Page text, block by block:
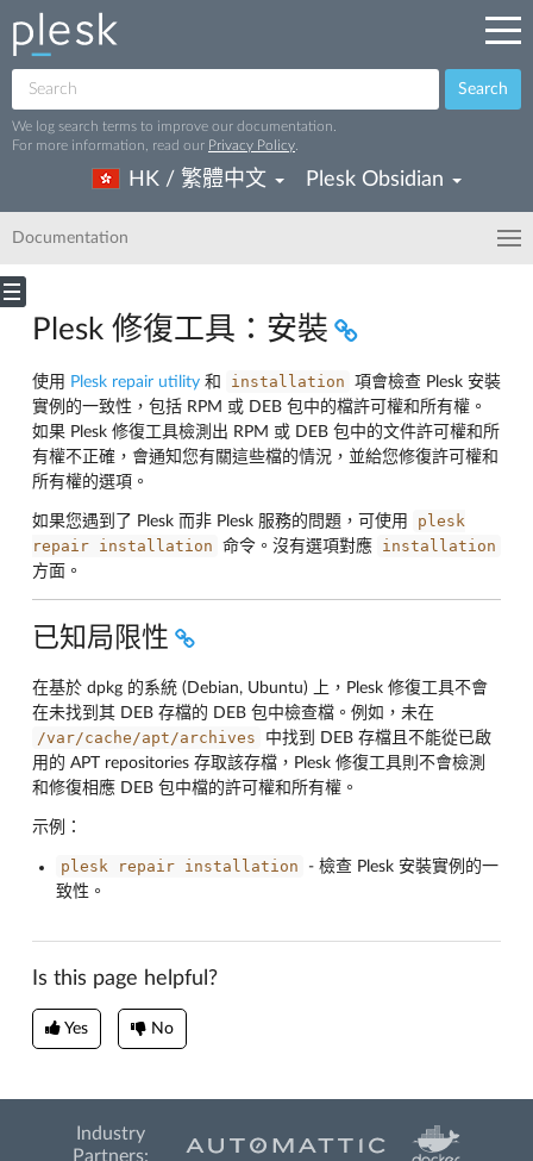
Search
We log search terms to improve our documentation.
For more information, read our Privacy Policy
HK / 繁體中文 Plesk Obsidian
Documentation
Plesk 修復工具：安裝
使用 Plesk repair utility 和 installation
項會檢查 Plesk 安裝
實例的一致性，包括 RPM 或 DEB 包中的檔許可權和所有權。
如果 Plesk 修復工具檢測出 RPM 或 DEB 包中的文件許可權和所
有權不正確，會通知您有關這些檔的情況，並給您修復許可權和
所有權的選項。
如果您遇到了 Plesk 而非 Plesk 服務的問題，可使用
plesk
repair installation 命令。沒有選項對應 installation
方面。
已知局限性
在基於 dpkg 的系統 (Debian, Ubuntu) 上，Plesk 修復工具不會
在未找到其 DEB 存檔的 DEB 包中檢查檔。例如，未在
/var/cache/apt/archives
中找到 DEB 存檔且不能從已啟
用的 APT repositories 存取該存檔，Plesk 修復工具則不會檢測
和修復相應 DEB 包中檔的許可權和所有權。
示例：
plesk repair installation
- 檢查 Plesk 安裝實例的一
致性。
Is this page helpful?
Yes No
Industry
Partners: